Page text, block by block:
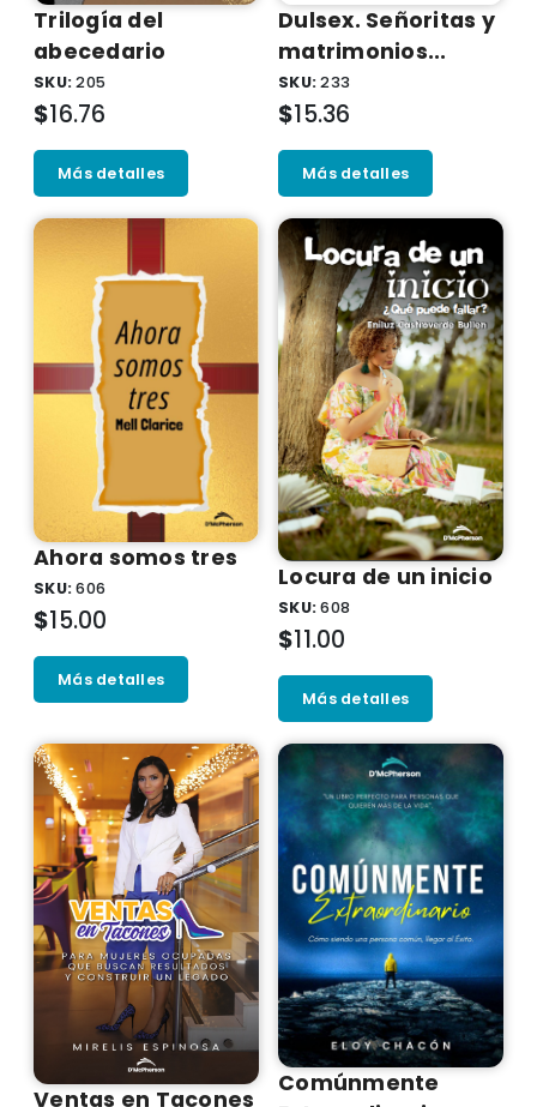
Trilogí­a del
abecedario
SKU:205
$16.76
Más detalles
Dulsex. Señoritas y
matrimonios...
SKU:233
$15.36
Más detalles
Ahora somos tres
SKU:606
$15.00
Más detalles
Locura de un inicio
SKU:608
$11.00
Más detalles
Ventas en Tacones
Comúnmente